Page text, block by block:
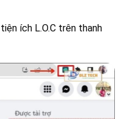
ích L.O.C trên thanh